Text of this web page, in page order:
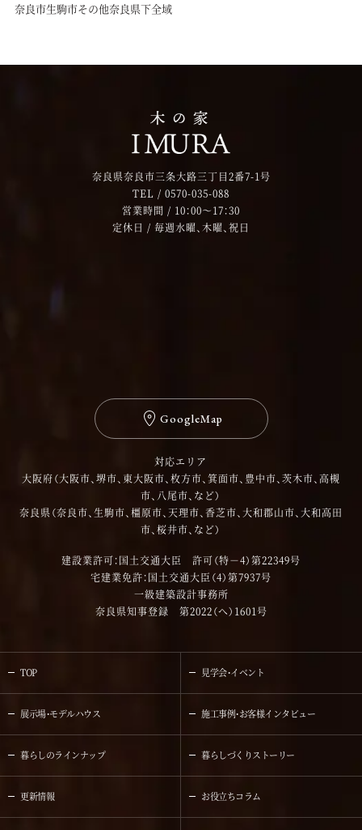
奈良市生駒市その他奈良県下全域
奈良県奈良市三条大路三丁目2番7-1号
TEL / 0570-035-088
営業時間 / 10：00～17：30
定休日 / 毎週水曜、木曜、祝日
GoogleMap
対応エリア
大阪府（大阪市、堺市、東大阪市、枚方市、箕面市、豊中市、茨木市、高槻
市、八尾市、など）
奈良県（奈良市、生駒市、橿原市、天理市、香芝市、大和郡山市、大和高田
市、桜井市、など）
建設業許可：国土交通大臣 許可（特－4）第22349号
宅建業免許：国土交通大臣（4）第7937号
一級建築設計事務所
奈良県知事登録 第2022（へ）1601号
TOP 見学会・イベント
展示場・モデルハウス 施工事例・お客様インタビュー
暮らしのラインナップ 暮らしづくりストーリー
更新情報 お役立ちコラム